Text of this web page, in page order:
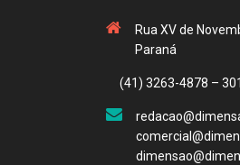
Rua XV de
Paraná
(41) 3263-4878 –